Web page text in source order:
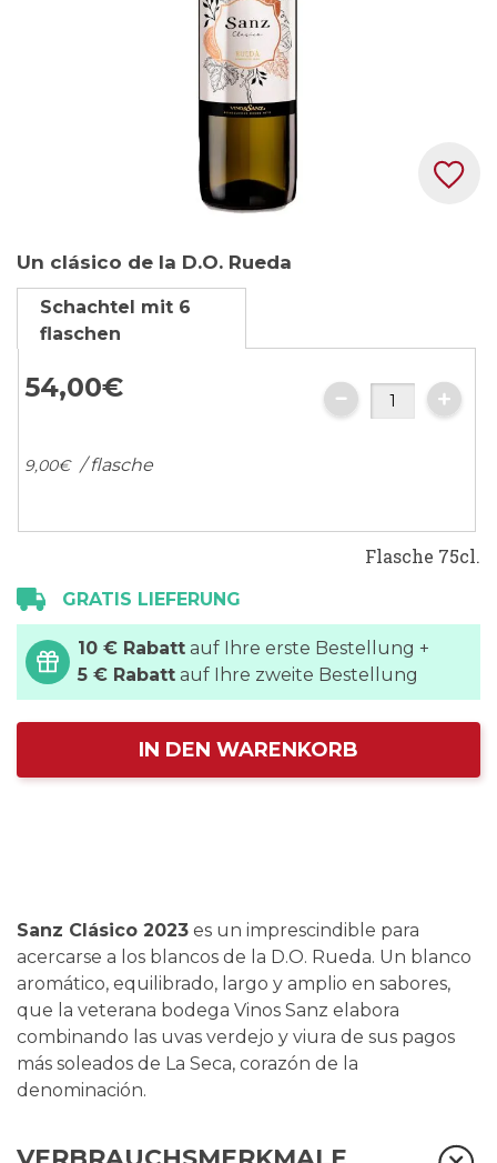
Anfang
der
Bildgalerie
springen
Un clásico de la D.O. Rueda
Schachtel mit 6
flaschen
54,00€
9,00€ / flasche
Flasche 75cl.
GRATIS LIEFERUNG
10 € Rabatt auf Ihre erste Bestellung +
5 € Rabatt auf Ihre zweite Bestellung
IN DEN WARENKORB
Sanz Clásico 2023 es un imprescindible para
acercarse a los blancos de la D.O. Rueda. Un blanco
aromático, equilibrado, largo y amplio en sabores,
que la veterana bodega Vinos Sanz elabora
combinando las uvas verdejo y viura de sus pagos
más soleados de La Seca, corazón de la
denominación.